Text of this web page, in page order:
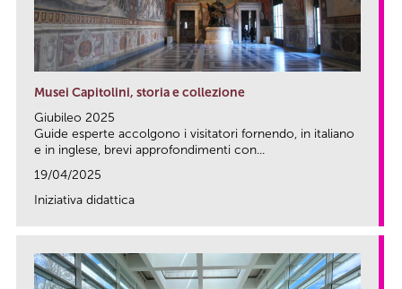
Musei Capitolini, storia e collezione
Giubileo 2025
Guide esperte accolgono i visitatori fornendo, in italiano
e in inglese, brevi approfondimenti con...
19/04/2025
Iniziativa didattica